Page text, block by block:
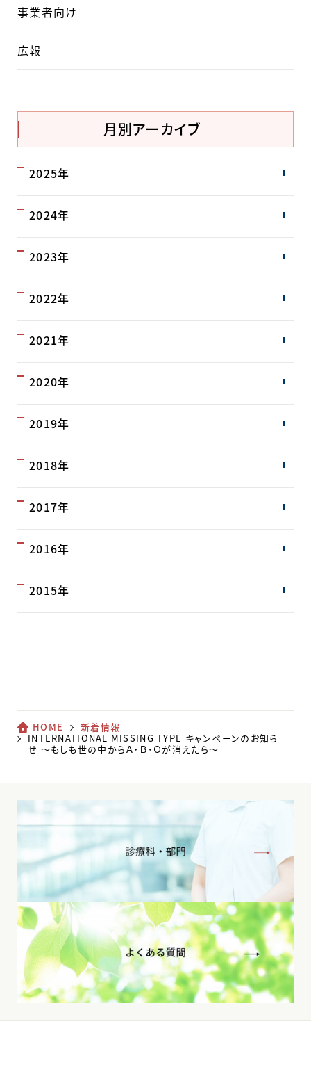
事業者向け
広報
月別アーカイブ
2025年
2024年
2023年
2022年
2021年
2020年
2019年
2018年
2017年
2016年
2015年
HOME
新着情報
INTERNATIONAL MISSING TYPE キャンペーンのお知ら
せ ～もしも世の中からＡ・Ｂ・Ｏが消えたら～